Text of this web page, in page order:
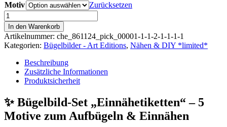
Motiv
Zurücksetzen
Bügelbild
|
Etiketten
Set
-
Einnähetiketten
DIY
Menge
In den Warenkorb
Artikelnummer: che_861124_pick_00001-1-1-2-1-1-1-1
Kategorien: Bügelbilder - Art Editions, Nähen & DIY *limited*
Beschreibung
Zusätzliche Informationen
Produktsicherheit
✨ Bügelbild-Set „Einnähetiketten“ – 5
Motive zum Aufbügeln & Einnähen